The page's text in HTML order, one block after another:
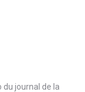
du journal de la